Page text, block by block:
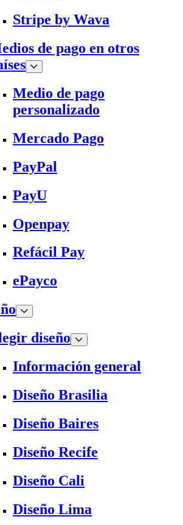
Stripe by Wava
de pago en otros
Medio de pago
personalizado
Mercado Pago
PayPal
PayU
Openpay
Refácil Pay
ePayco
diseño
Información general
Diseño Brasilia
Diseño Baires
Diseño Recife
Diseño Cali
Diseño Lima